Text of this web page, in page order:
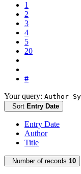
1
2
3
4
5
20
#
Your query: Author
Sort Entry Date
Entry Date
Author
Title
Number of records 10